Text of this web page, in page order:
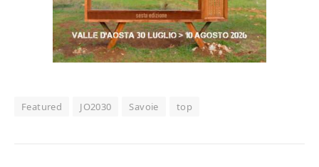
Featured JO2030 Savoie top